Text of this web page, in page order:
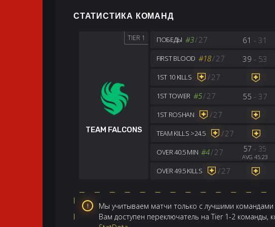
СТАТИСТИКА КОМАНД
TEAM FALCONS
TIER 1 ПОБЕДЫ #3/27 61 - 31
FIRST BLOOD #18/27 39 - 53
1ST 10 KILLS /27
1ST TOWER #5/27 55 - 37
1ST ROSHAN /27
TEAM KILLS >24.5 /27
OVER 40.5 MIN #4/27 57 - 35
AVG 45:23
OVER 49.5 KILLS /27
Мы учитываем матчи только с лучшими
Вам доступен переключатель на Tier 1-2